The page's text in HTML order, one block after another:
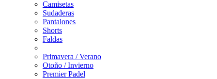
Camisetas
Sudaderas
Pantalones
Shorts
Faldas
Primavera / Verano
Otoño / Invierno
Premier Padel